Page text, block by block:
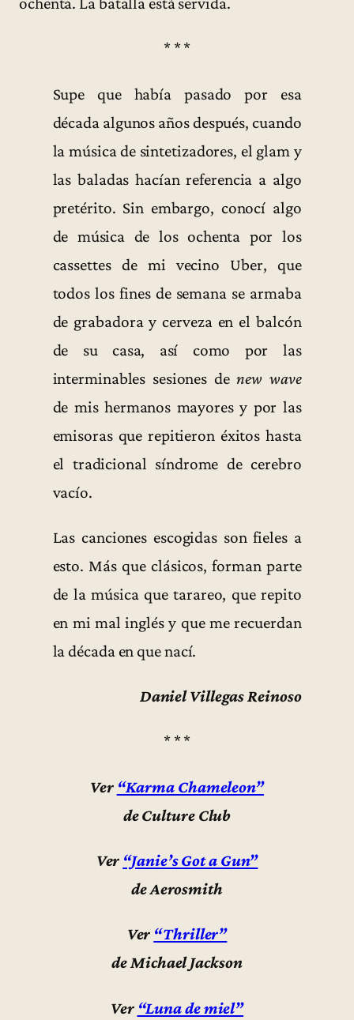
* * *
Supe que había pasado por esa
década algunos años después, cuando
la música de sintetizadores, el glam y
las baladas hacían referencia a algo
pretérito. Sin embargo, conocí algo
de música de los ochenta por los
cassettes de mi vecino Uber, que
todos los fines de semana se armaba
de grabadora y cerveza en el balcón
de su casa, así como por las
interminables sesiones denew wave
de mis hermanos mayores y por las
emisoras que repitieron éxitos hasta
el tradicional síndrome de cerebro
vacío.
Las canciones escogidas son fieles a
esto. Más que clásicos, forman parte
de la música que tarareo, que repito
en mi mal inglés y que me recuerdan
la década en que nací.
Daniel Villegas Reinoso
* * *
Ver “Karma Chameleon”
de Culture Club
Ver “Janie’s Got a Gun”
de Aerosmith
Ver “Thriller”
de Michael Jackson
Ver “Luna de miel”